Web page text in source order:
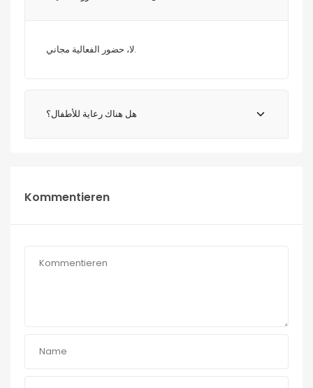
لا، حضور الفعالية مجاني.
هل هناك رعاية للأطفال؟
Kommentieren